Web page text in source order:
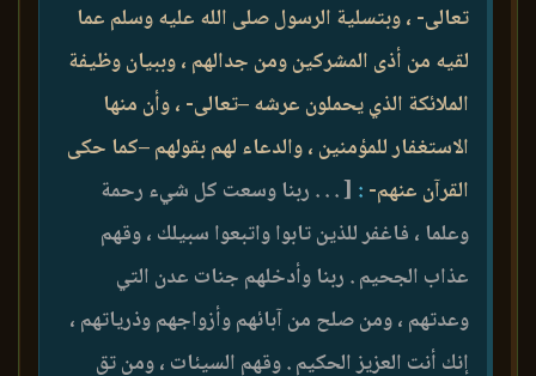
تعالى- ، وبتسلية الرسول صلى الله عليه وسلم عما
لقيه من أذى المشركين ومن جدالهم ، وببيان وظيفة
الملائكة الذي يحملون عرشه –تعالى- ، وأن منها
الاستغفار للمؤمنين ، والدعاء لهم بقولهم –كما حكى
القرآن عنهم- : [ . . . ربنا وسعت كل شيء رحمة
وعلما ، فاغفر للذين تابوا واتبعوا سبيلك ، وقهم
عذاب الجحيم . ربنا وأدخلهم جنات عدن التي
وعدتهم ، ومن صلح من آبائهم وأزواجهم وذرياتهم ،
إنك أنت العزيز الحكيم . وقهم السيئات ، ومن تق